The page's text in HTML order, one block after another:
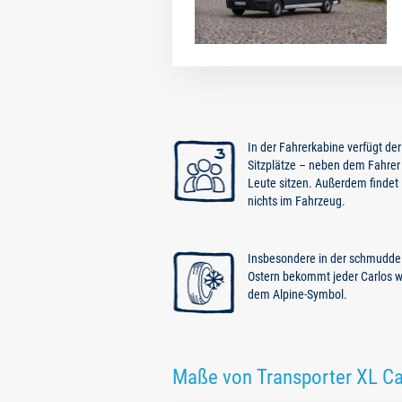
In der Fahrerkabine verfügt
Sitzplätze – neben dem
Leute sitzen. Außerdem
nichts im Fahrzeug.
Insbesondere in der
Ostern bekommt jeder Carlos
dem Alpine-Symbol.
Maße von Transporter XL